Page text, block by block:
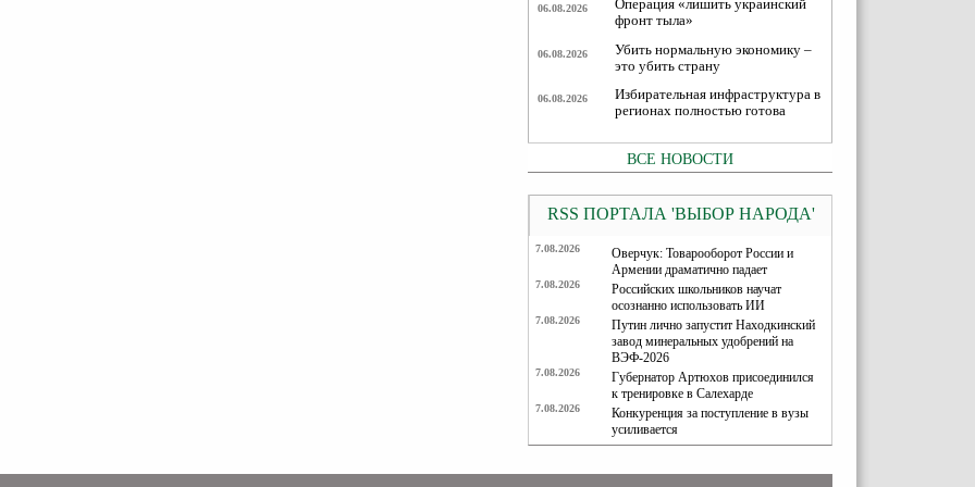
06.08.2026
Операция «лишить украинский
фронт тыла»
06.08.2026
Убить нормальную экономику –
это убить страну
06.08.2026
Избирательная инфраструктура в
регионах полностью готова
ВСЕ НОВОСТИ
RSS ПОРТАЛА 'ВЫБОР НАРОДА'
7.08.2026
Оверчук: Товарооборот России и
Армении драматично падает
7.08.2026
Российских школьников научат
осознанно использовать ИИ
7.08.2026
Путин лично запустит Находкинский
завод минеральных удобрений на
ВЭФ-2026
7.08.2026
Губернатор Артюхов присоединился
к тренировке в Салехарде
7.08.2026
Конкуренция за поступление в вузы
усиливается